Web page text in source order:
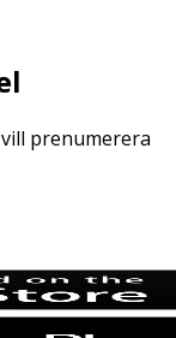
prenumerera